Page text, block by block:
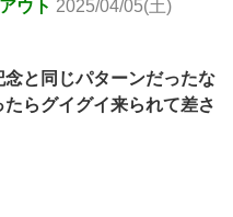
ウト 2025/04/05(土)
と同じパターンだったな
らグイグイ来られて差さ